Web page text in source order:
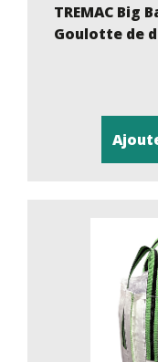
TREMAC Big
Goulotte de